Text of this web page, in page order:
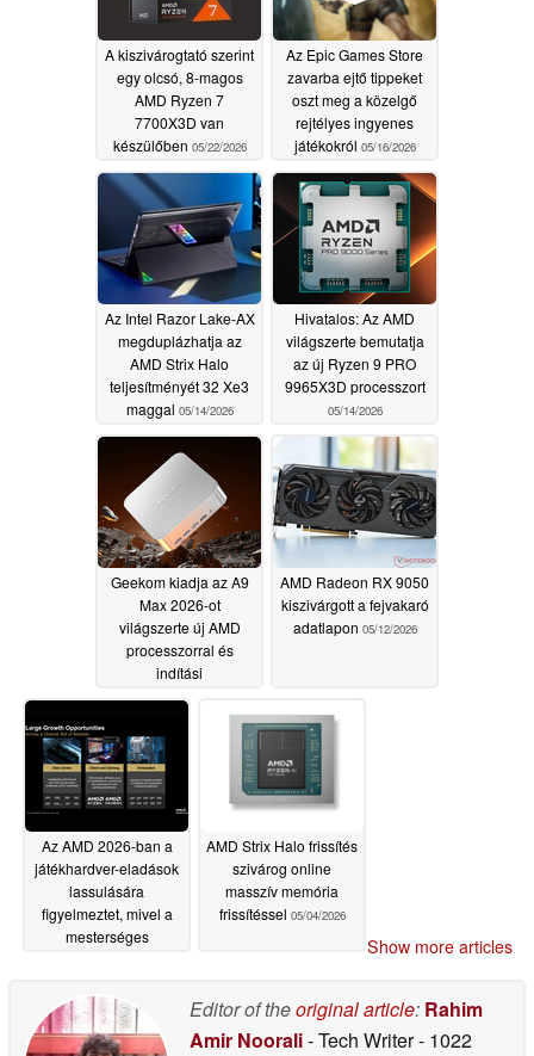
A kiszivárogtató szerint
egy olcsó, 8-magos
AMD Ryzen 7
7700X3D van
készülőben 05/22/2026
Az Epic Games Store
zavarba ejtő tippeket
oszt meg a közelgő
rejtélyes ingyenes
játékokról 05/16/2026
Az Intel Razor Lake-AX
megduplázhatja az
AMD Strix Halo
teljesítményét 32 Xe3
maggal 05/14/2026
Hivatalos: Az AMD
világszerte bemutatja
az új Ryzen 9 PRO
9965X3D processzort
05/14/2026
Geekom kiadja az A9
Max 2026-ot
világszerte új AMD
processzorral és
indítási
kedvezményekkel
AMD Radeon RX 9050
kiszivárgott a fejvakaró
adatlapon 05/12/2026
Az AMD 2026-ban a
játékhardver-eladások
lassulására
figyelmeztet, mivel a
mesterséges
növekedését serkenti
05/07/2026
AMD Strix Halo frissítés
szivárog online
masszív memória
frissítéssel 05/04/2026
Show more articles
Editor of theoriginal article: Rahim
Amir Noorali- Tech Writer- 1022